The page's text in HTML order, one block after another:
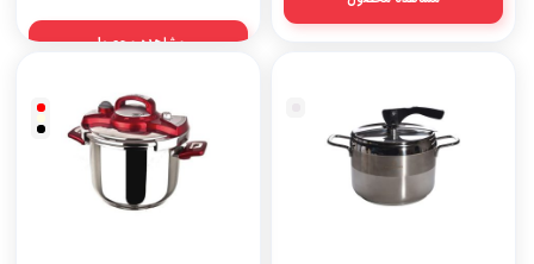
مشاهده محصول